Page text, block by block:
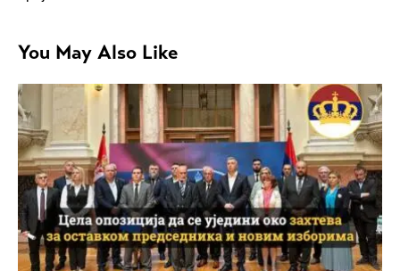
You May Also Like